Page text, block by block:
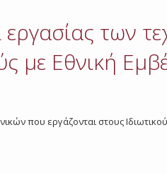
των
με Εθνική
που εργάζονται στους